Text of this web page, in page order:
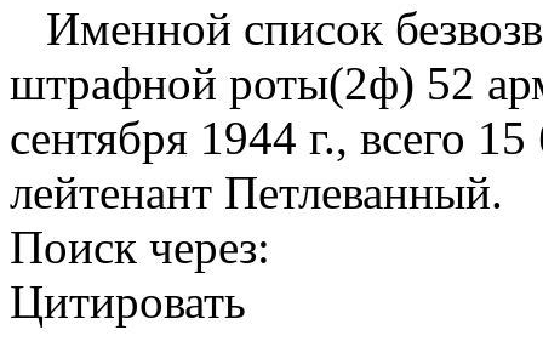
Именной список
штрафной роты(2ф) 52
сентября 1944 г., всего
лейтенант Петлеванный.
Поиск через:
Цитировать